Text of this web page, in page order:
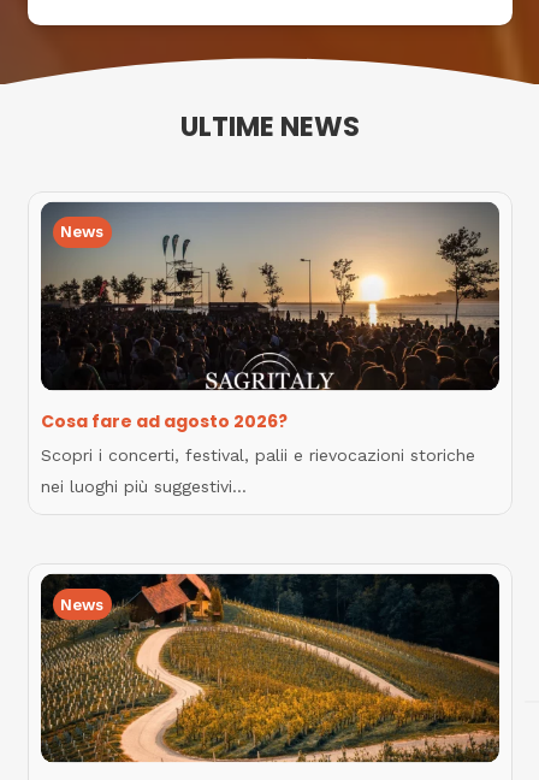
ULTIME NEWS
News
Cosa fare ad agosto 2026?
Scopri i concerti, festival, palii e rievocazioni storiche
nei luoghi più suggestivi…
News